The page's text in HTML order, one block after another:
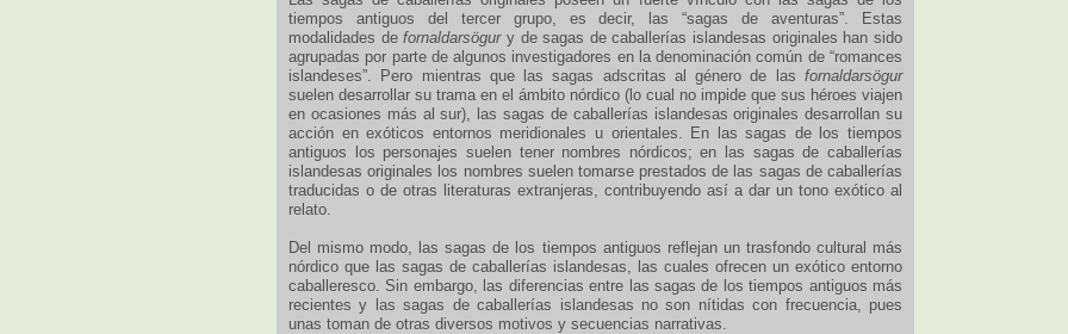
tiempos antiguos del tercer grupo, es decir, las “sagas de aventuras”. Estas
modalidades defornaldarsögury de sagas de caballerías islandesas originales han sido
agrupadas por parte de algunos investigadores en la denominación común de “romances
islandeses”. Pero mientras que las sagas adscritas al género de las fornaldarsögur
suelen desarrollar su trama en el ámbito nórdico (lo cual no impide que sus héroes viajen
en ocasiones más al sur), las sagas de caballerías islandesas originales desarrollan su
acción en exóticos entornos meridionales u orientales. En las sagas de los tiempos
antiguos los personajes suelen tener nombres nórdicos; en las sagas de caballerías
islandesas originales los nombres suelen tomarse prestados de las sagas de caballerías
traducidas o de otras literaturas extranjeras, contribuyendo así a dar un tono exótico al
relato.
Del mismo modo, las sagas de los tiempos antiguos reflejan un trasfondo cultural más
nórdico que las sagas de caballerías islandesas, las cuales ofrecen un exótico entorno
caballeresco. Sin embargo, las diferencias entre las sagas de los tiempos antiguos más
recientes y las sagas de caballerías islandesas no son nítidas con frecuencia, pues
unas toman de otras diversos motivos y secuencias narrativas.